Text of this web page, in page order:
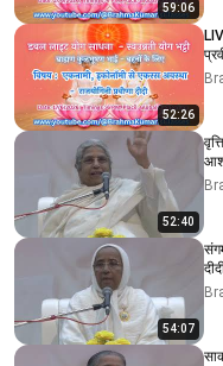
59:06
52:26
52:40
वृत्ति
54:07
संगमयुग